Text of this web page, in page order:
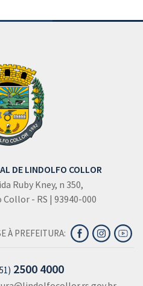
DE LINDOLFO COLLOR
Ruby Kney, n 350,
- RS | 93940-000
À PREFEITURA:
2500 4000